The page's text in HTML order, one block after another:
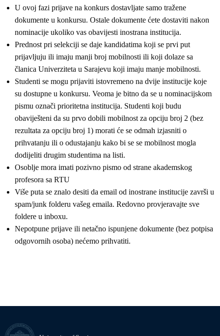
U ovoj fazi prijave na konkurs dostavljate samo tražene
dokumente u konkursu. Ostale dokumente ćete dostaviti nakon
nominacije ukoliko vas obavijesti inostrana institucija.
Prednost pri selekciji se daje kandidatima koji se prvi put
prijavljuju ili imaju manji broj mobilnosti ili koji dolaze sa
članica Univerziteta u Sarajevu koji imaju manje mobilnosti.
Studenti se mogu prijaviti istovremeno na dvije institucije koje
su dostupne u konkursu. Veoma je bitno da se u nominacijskom
pismu označi prioritetna institucija. Studenti koji budu
obaviješteni da su prvo dobili mobilnost za opciju broj 2 (bez
rezultata za opciju broj 1) morati će se odmah izjasniti o
prihvatanju ili o odustajanju kako bi se se mobilnost mogla
dodijeliti drugim studentima na listi.
Osoblje mora imati pozivno pismo od strane akademskog
profesora sa RTU
Više puta se znalo desiti da email od inostrane institucije završi u
spam/junk folderu vašeg emaila. Redovno provjeravajte sve
foldere u inboxu.
Nepotpune prijave ili netačno ispunjene dokumente (bez potpisa
odgovornih osoba) nećemo prihvatiti.